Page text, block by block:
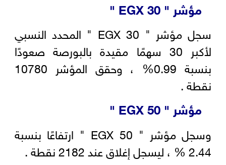
مؤشر " EGX 30
"
سجل مؤشر " EGX 30 " المحدد النسبي
لأكبر 30 سهمًا مقيدة بالبورصة صعودًا
بنسبة 0.99% ، وحقق المؤشر 10780
نقطة .
مؤشر " EGX 50
"
وسجل مؤشر " EGX 50 " ارتفاعًا بنسبة
2.44 % ، ليسجل إغلاق عند 2182 نقطة .